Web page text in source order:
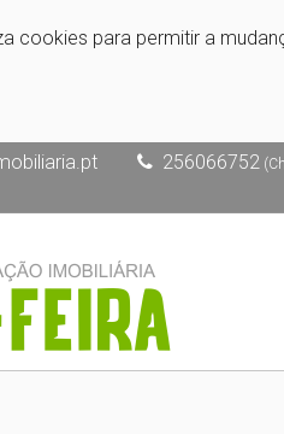
cookies para permitir a
256066752